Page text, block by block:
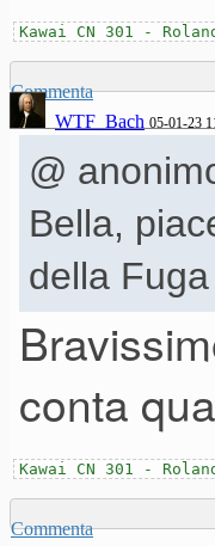
Kawai CN 301 -
Commenta
WTF_Bach 05-01-23
@
Bella,
della
conta
Kawai CN 301 -
Commenta